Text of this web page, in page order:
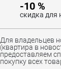
-10 %
скидка для
Для владельцев
(квартира в
предоставляем
покупку всех